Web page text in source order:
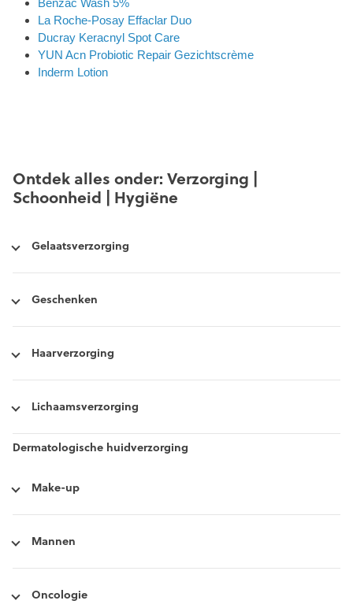
Benzac Wash 5%
La Roche-Posay Effaclar Duo
Ducray Keracnyl Spot Care
YUN Acn Probiotic Repair Gezichtscrème
Inderm Lotion
Ontdek alles onder: Verzorging |
Schoonheid | Hygiëne
Gelaatsverzorging
Geschenken
Haarverzorging
Lichaamsverzorging
Dermatologische huidverzorging
Make-up
Mannen
Oncologie